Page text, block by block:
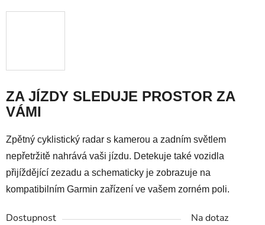
ZA JÍZDY SLEDUJE PROSTOR ZA
VÁMI
Zpětný cyklistický radar s kamerou a zadním světlem
nepřetržitě nahrává vaši jízdu. Detekuje také vozidla
přijíždějící zezadu a schematicky je zobrazuje na
kompatibilním Garmin zařízení ve vašem zorném poli.
Dostupnost
Na dotaz